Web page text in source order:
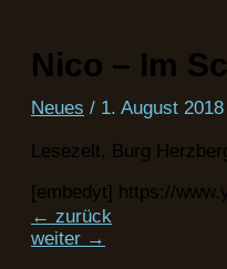
Nico – Im
Neues / 1. August 2018
Lesezelt, Burg
[embedyt] https://
← zurück
weiter →